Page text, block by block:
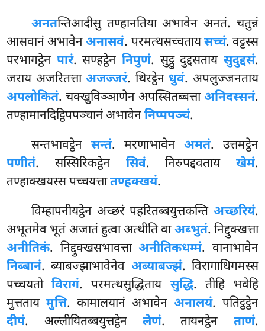
अनतन्तिआदीसु तण्हानतिया अभावेन अनतं. चतुन्नं
आसवानं अभावेनअनासवं. परमत्थसच्चतायसच्चं. वट्टस्स
परभागट्ठेन पारं. सण्हट्ठेननिपुणं. सुट्ठु दुद्दसताय सुदुद्दसं.
जराय अजरितत्ताअजज्जरं. थिरट्ठेन धुवं. अपलुज्जनताय
अपलोकितं. चक्खुविञ्ञाणेन अपस्सितब्बत्ताअनिदस्सनं.
तण्हामानदिट्ठिपपञ्चानं अभावेननिप्पपञ्चं.
सन्तभावट्ठेन सन्तं. मरणाभावेन अमतं. उत्तमट्ठेन
पणीतं. सस्सिरिकट्ठेन सिवं. निरुपद्दवताय खेमं.
तण्हाक्खयस्स पच्चयत्तातण्हक्खयं.
विम्हापनीयट्ठेन अच्छरं पहरितब्बयुत्तकन्ति अच्छरियं.
अभूतमेव भूतं अजातं हुत्वा अत्थीति वाअब्भुतं. निद्दुक्खत्ता
अनीतिकं. निद्दुक्खसभावत्ताअनीतिकधम्मं. वानाभावेन
निब्बानं. ब्याबज्झाभावेनेव अब्याबज्झं. विरागाधिगमस्स
पच्चयतोविरागं. परमत्थसुद्धिताय सुद्धि. तीहि भवेहि
मुत्ततायमुत्ति. कामालयानं अभावेन अनालयं. पतिट्ठट्ठेन
दीपं. अल्लीयितब्बयुत्तट्ठेन लेणं. तायनट्ठेन ताणं.